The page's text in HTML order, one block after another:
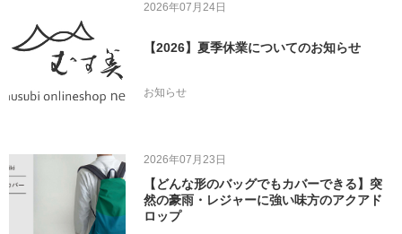
2026年07月24日
【2026】夏季休業についてのお知らせ
お知らせ
2026年07月23日
【どんな形のバッグでもカバーできる】突
然の豪雨・レジャーに強い味方のアクアド
ロップ